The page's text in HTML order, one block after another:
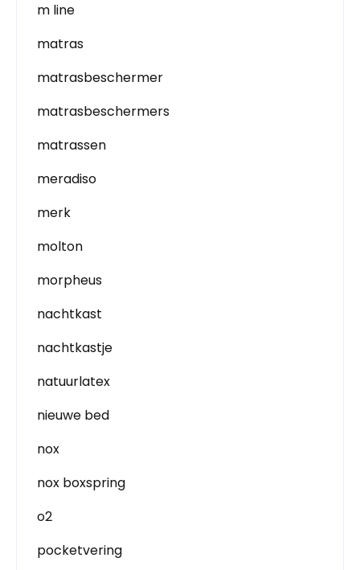
m line
matras
matrasbeschermer
matrasbeschermers
matrassen
meradiso
merk
molton
morpheus
nachtkast
nachtkastje
natuurlatex
nieuwe bed
nox
nox boxspring
o2
pocketvering